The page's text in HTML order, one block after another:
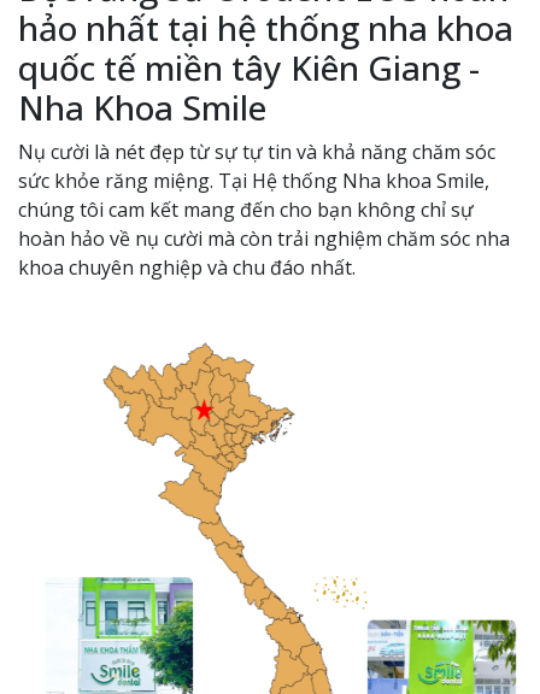
hảo nhất tại hệ thống nha khoa
quốc tế miền tây Kiên Giang -
Nha Khoa Smile
Nụ cười là nét đẹp từ sự tự tin và khả năng chăm sóc
sức khỏe răng miệng. Tại Hệ thống Nha khoa Smile,
chúng tôi cam kết mang đến cho bạn không chỉ sự
hoàn hảo về nụ cười mà còn trải nghiệm chăm sóc nha
khoa chuyên nghiệp và chu đáo nhất.